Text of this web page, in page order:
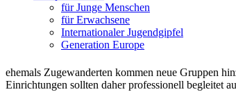
für Junge Menschen
für Erwachsene
Internationaler Jugendgipfel
Generation Europe
ehemals Zugewanderten kommen neue Gruppen
Einrichtungen sollten daher professionell begleitet